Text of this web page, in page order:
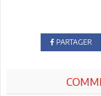
PARTAGER